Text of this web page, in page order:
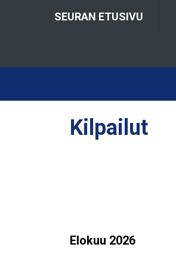
SEURAN ETUSIVU
Kilpailut
Elokuu 2026